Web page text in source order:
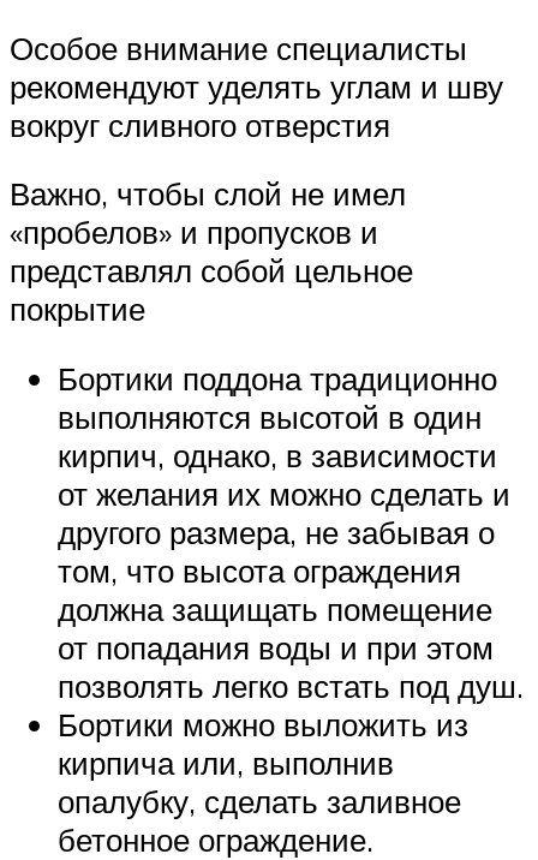
Особое внимание специалисты
рекомендуют уделять углам и шву
вокруг сливного отверстия
Важно, чтобы слой не имел
«пробелов» и пропусков и
представлял собой цельное
покрытие
Бортики поддона традиционно
выполняются высотой в один
кирпич, однако, в зависимости
от желания их можно сделать и
другого размера, не забывая о
том, что высота ограждения
должна защищать помещение
от попадания воды и при этом
позволять легко встать под душ.
Бортики можно выложить из
кирпича или, выполнив
опалубку, сделать заливное
бетонное ограждение.